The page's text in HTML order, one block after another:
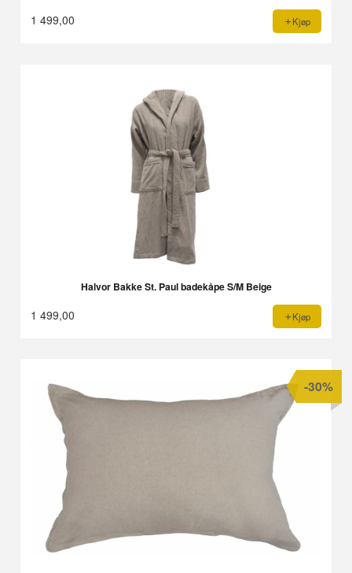
1 499,00 Kjøp
Halvor Bakke St. Paul badekåpe S/M Beige
1 499,00 Kjøp
-30%